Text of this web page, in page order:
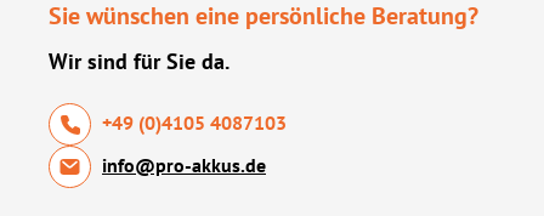
Sie wünschen eine persönliche Beratung?
Wir sind für Sie da.
+49 (0)4105 4087103
info@pro-akkus.de